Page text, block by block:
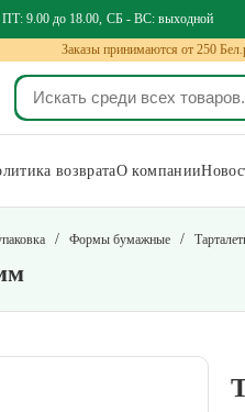
9.00 до 18.00 СБ - ВС: выходной
Заказы принимаются от 250
возвратаО компании
/ Формы бумажные /